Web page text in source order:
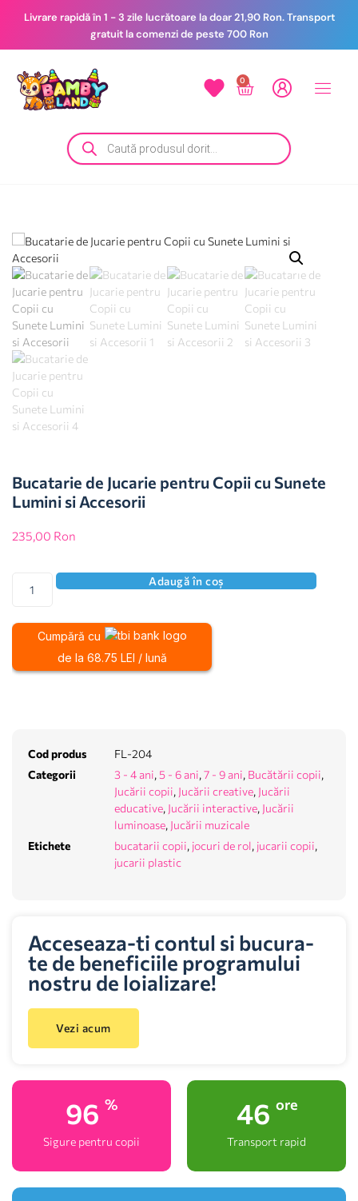
Livrare rapidă în 1 - 3 zile lucrătoare la doar 21,90 Ron. Transport
gratuit la comenzi de peste 700 Ron
0
Bucatarie de Jucarie pentru Copii cu Sunete
Lumini si Accesorii
235,00 Ron
Adaugă în coș
Cumpără cu
de la 68.75 LEI / lună
Cod produs
FL-204
Categorii
3 - 4 ani, 5 - 6 ani, 7 - 9 ani, Bucătării copii,
Jucării copii, Jucării creative, Jucării
educative, Jucării interactive, Jucării
luminoase, Jucării muzicale
Etichete
bucatarii copii, jocuri de rol, jucarii copii,
jucarii plastic
Acceseaza-ti contul si bucura-
te de beneficiile programului
nostru de loializare!
Vezi acum
100 %
Sigure pentru copii
48 ore
Transport rapid